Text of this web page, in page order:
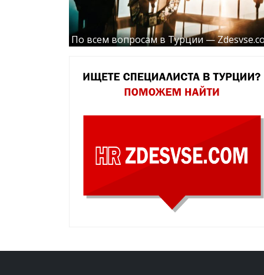
По всем вопросам в Турции —